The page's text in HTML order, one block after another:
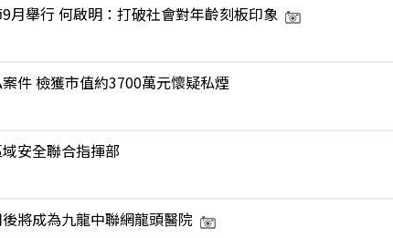
月舉行 何啟明：打破社會對年齡刻板印象
件 檢獲市值約3700萬元懷疑私煙
安全聯合指揮部
將成為九龍中聯網龍頭醫院